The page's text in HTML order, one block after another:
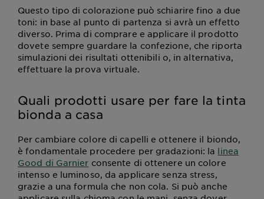
Questo tipo di colorazione può schiarire fino a due
toni: in base al punto di partenza si avrà un effetto
diverso. Prima di comprare e applicare il prodotto
dovete sempre guardare la confezione, che riporta
simulazioni dei risultati ottenibili o, in alternativa,
effettuare la prova virtuale.
Quali prodotti usare per fare la tinta
bionda a casa
Per cambiare colore di capelli e ottenere il biondo,
è fondamentale procedere per gradazioni: la linea
Good di Garnier consente di ottenere un colore
intenso e luminoso, da applicare senza stress,
grazie a una formula che non cola. Si può anche